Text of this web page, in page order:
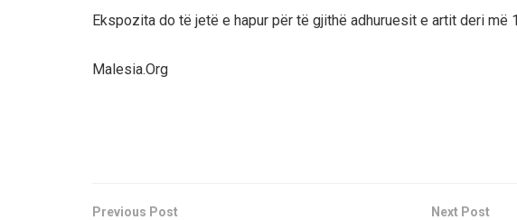
Ekspozita do të jetë e hapur për të gjithë adhuruesit e artit deri më
Malesia.Org
Previous Post Next Post